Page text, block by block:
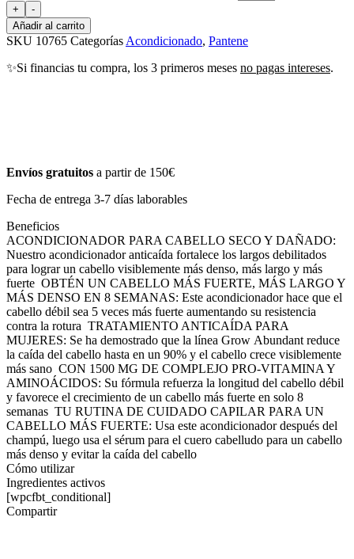
+
-
Añadir al carrito
SKU 10765 Categorías Acondicionado, Pantene
✨Si financias tu compra, los 3 primeros meses no pagas intereses.
Envíos gratuitos a partir de 150€
Fecha de entrega 3-7 días laborables
Beneficios
ACONDICIONADOR PARA CABELLO SECO Y DAÑADO:
Nuestro acondicionador anticaída fortalece los largos debilitados
para lograr un cabello visiblemente más denso, más largo y más
fuerte OBTÉN UN CABELLO MÁS FUERTE, MÁS LARGO Y
MÁS DENSO EN 8 SEMANAS: Este acondicionador hace que el
cabello débil sea 5 veces más fuerte aumentando su resistencia
contra la rotura TRATAMIENTO ANTICAÍDA PARA
MUJERES: Se ha demostrado que la línea Grow Abundant reduce
la caída del cabello hasta en un 90% y el cabello crece visiblemente
más sano CON 1500 MG DE COMPLEJO PRO-VITAMINA Y
AMINOÁCIDOS: Su fórmula refuerza la longitud del cabello débil
y favorece el crecimiento de un cabello más fuerte en solo 8
semanas TU RUTINA DE CUIDADO CAPILAR PARA UN
CABELLO MÁS FUERTE: Usa este acondicionador después del
champú, luego usa el sérum para el cuero cabelludo para un cabello
más denso y evitar la caída del cabello
Cómo utilizar
Ingredientes activos
[wpcfbt_conditional]
Compartir